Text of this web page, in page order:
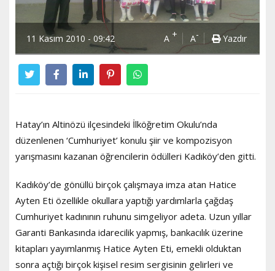
11 Kasım 2010 - 09:42 A + A- Yazdır
Hatay’ın Altinözü ilçesindeki İlköğretim Okulu’nda
düzenlenen ‘Cumhuriyet’ konulu şiir ve kompozisyon
yarışmasını kazanan öğrencilerin ödülleri Kadıköy’den gitti.
Kadıköy’de gönüllü birçok çalışmaya imza atan Hatice
Ayten Eti özellikle okullara yaptığı yardımlarla çağdaş
Cumhuriyet kadınının ruhunu simgeliyor adeta. Uzun yıllar
Garanti Bankasında idarecilik yapmış, bankacılık üzerine
kitapları yayımlanmış Hatice Ayten Eti, emekli olduktan
sonra açtığı birçok kişisel resim sergisinin gelirleri ve